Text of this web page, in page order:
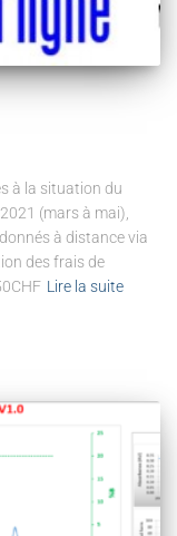
à la situation du
(mars à mai),
à distance via
des frais de
Lire la suite